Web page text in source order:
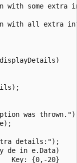
with some extra
with all extra
was
details:");
de in e.Data)
Key: {0,-20}